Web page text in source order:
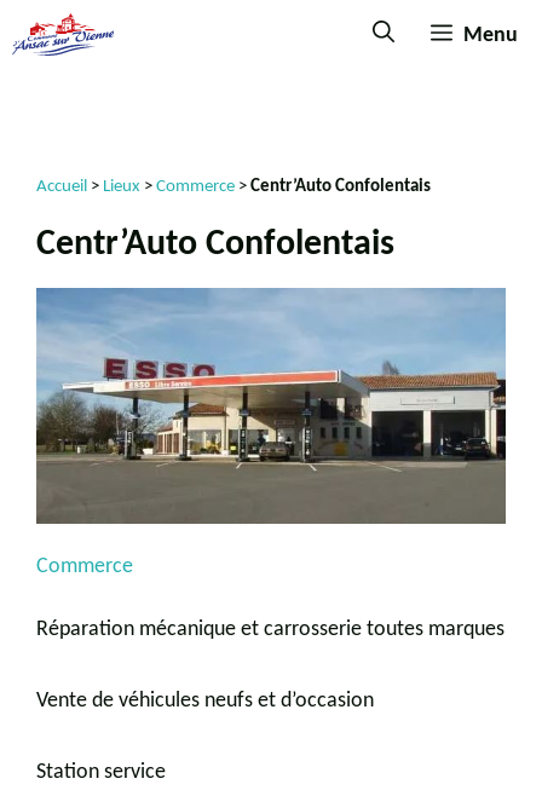
Menu
Accueil > Lieux > Commerce > Centr’Auto Confolentais
Centr’Auto Confolentais
Commerce
Réparation mécanique et carrosserie toutes marques
Vente de véhicules neufs et d’occasion
Station service